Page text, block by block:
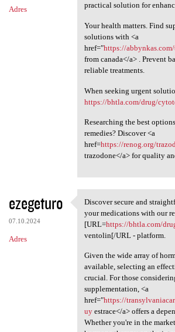
Adres
practical solution for
Your health matters. Find
solutions with <a
href="https://
from canada</a> . Prevent
reliable treatments.
When seeking urgent
https://bhtla.com/drug/
Researching the best
remedies? Discover <a
href=https://renog.org/
trazodone</a> for quality
ezegeturo
07.10.2024
Adres
Discover secure and
Discover secure and
your medications with our
[URL=https://bhtla.com/
ventolin[/URL - platform.
Given the wide array of
available, selecting an
crucial. For those
supplementation, <a
href="https://
uyestrace</a> offers a
Whether you're in the